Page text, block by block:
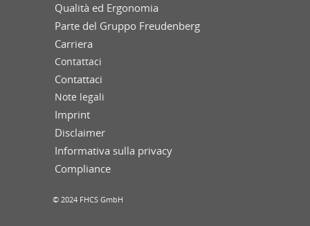
Qualità ed Ergonomia
Parte del Gruppo Freudenberg
Carriera
Contattaci
Contattaci
Note legali
Imprint
Disclaimer
Informativa sulla privacy
Compliance
© 2024 FHCS GmbH